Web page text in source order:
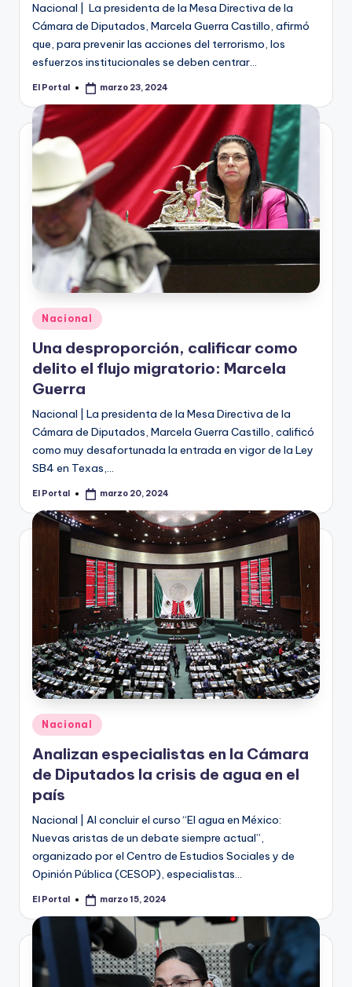
Nacional | La presidenta de la Mesa Directiva de la
Cámara de Diputados, Marcela Guerra Castillo, afirmó
que, para prevenir las acciones del terrorismo, los
esfuerzos institucionales se deben centrar…
Publicado
El Portal marzo 23, 2024
Publicado
en
Nacional
Una desproporción, calificar como
delito el flujo migratorio: Marcela
Guerra
Nacional | La presidenta de la Mesa Directiva de la
Cámara de Diputados, Marcela Guerra Castillo, calificó
como muy desafortunada la entrada en vigor de la Ley
SB4 en Texas,…
Publicado
El Portal marzo 20, 2024
Publicado
en
Nacional
Analizan especialistas en la Cámara
de Diputados la crisis de agua en el
país
Nacional | Al concluir el curso “El agua en México:
Nuevas aristas de un debate siempre actual”,
organizado por el Centro de Estudios Sociales y de
Opinión Pública (CESOP), especialistas…
Publicado
El Portal marzo 15, 2024